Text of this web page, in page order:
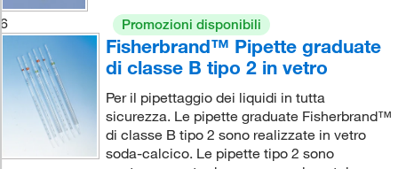
6
Promozioni disponibili
Fisherbrand™ Pipette graduate
di classe B tipo 2 in vetro
Per il pipettaggio dei liquidi in tutta
sicurezza. Le pipette graduate Fisherbrand™
di classe B tipo 2 sono realizzate in vetro
soda-calcico. Le pipette tipo 2 sono